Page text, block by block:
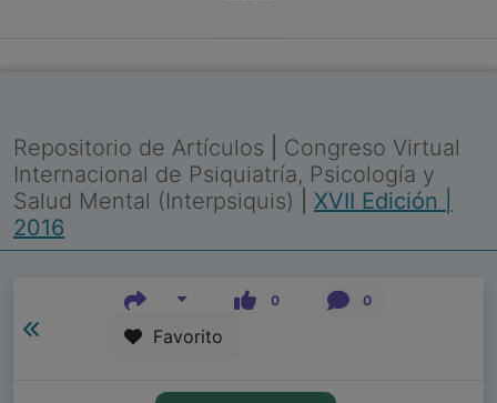
Repositorio de Artículos
Congreso Virtual
Internacional de Psiquiatría, Psicología y
Salud Mental (Interpsiquis)
XVII Edición |
2016
0 0
Favorito